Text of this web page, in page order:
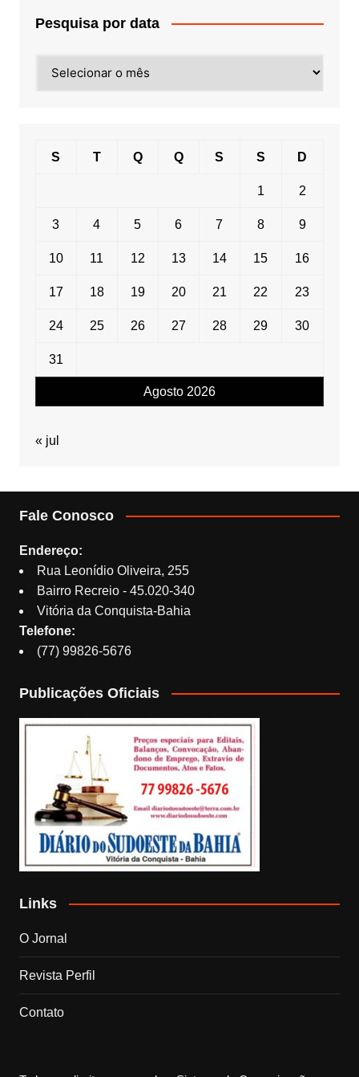
Pesquisa por data
por
Agosto 2026
S T Q Q S S D
1 2
3 4 5 6 7 8 9
10 11 12 13 14 15 16
17 18 19 20 21 22 23
24 25 26 27 28 29 30
31
« jul
Fale Conosco
Endereço:
Rua Leonídio Oliveira, 255
Bairro Recreio - 45.020-340
Vitória da Conquista-Bahia
Telefone:
(77) 99826-5676
Publicações Oficiais
Links
O Jornal
Revista Perfil
Contato